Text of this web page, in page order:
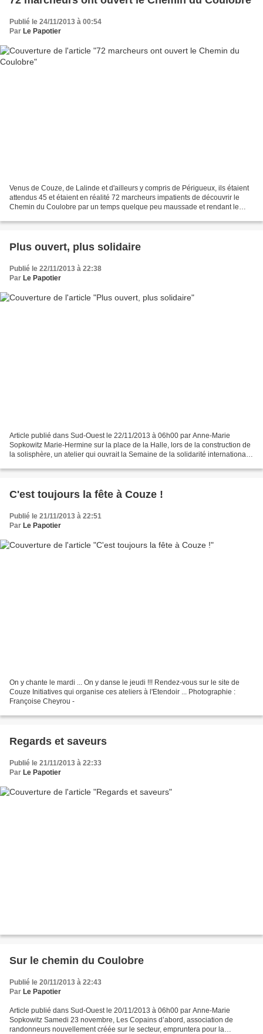
Publié le 24/11/2013 à 00:54
Par Le Papotier
Venus de Couze, de Lalinde et d'ailleurs y compris de Périgueux, ils étaient
attendus 45 et étaient en réalité 72 marcheurs impatients de découvrir le
Chemin du Coulobre par un temps quelque peu maussade et rendant le
Plus ouvert, plus solidaire
Publié le 22/11/2013 à 22:38
Par Le Papotier
Article publié dans Sud-Ouest le 22/11/2013 à 06h00 par Anne-Marie
Sopkowitz Marie-Hermine sur la place de la Halle, lors de la construction de
la solisphère, un atelier qui ouvrait la Semaine de la solidarité internationale
C'est toujours la fête à Couze !
Publié le 21/11/2013 à 22:51
Par Le Papotier
On y chante le mardi ... On y danse le jeudi !!! Rendez-vous sur le site de
Couze Initiatives qui organise ces ateliers à l'Etendoir ... Photographie :
Françoise Cheyrou -
Regards et saveurs
Publié le 21/11/2013 à 22:33
Par Le Papotier
Sur le chemin du Coulobre
Publié le 20/11/2013 à 22:43
Par Le Papotier
Article publié dans Sud-Ouest le 20/11/2013 à 06h00 par Anne-Marie
Sopkowitz Samedi 23 novembre, Les Copains d’abord, association de
randonneurs nouvellement créée sur le secteur, empruntera pour la